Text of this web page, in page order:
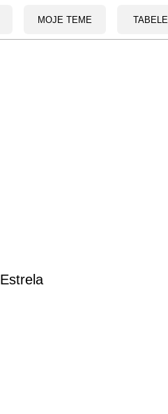
MOJE TEME TABELE
Estrela